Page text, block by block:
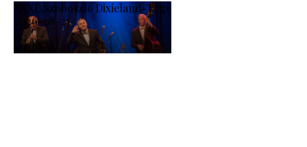
XXXI. Szoboszló Dixieland-Tage
2026-08-21
-
2026-08-23